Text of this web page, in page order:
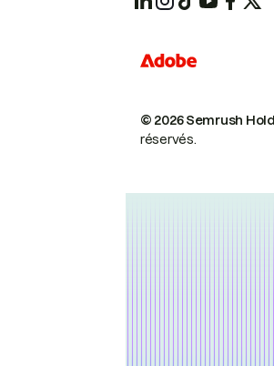
© 2026 Semrush
réservés.